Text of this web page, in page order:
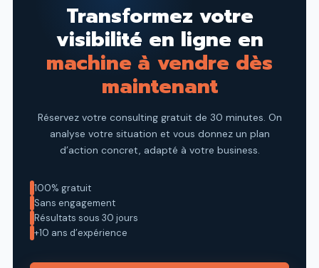
Transformez votre
visibilité en ligne en
machine à vendre dès
maintenant
Réservez votre consulting gratuit de 30 minutes. On
analyse votre situation et vous donnez un plan
d’action concret, adapté à votre business.
100% gratuit
Sans engagement
Résultats sous 30 jours
+10 ans d’expérience